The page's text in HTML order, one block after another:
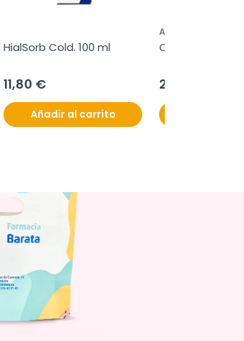
HialSorb Cold. 100 ml
11,80 €
Añadir al carrito
AQUILEA
Cistitus, 60
24,50 €